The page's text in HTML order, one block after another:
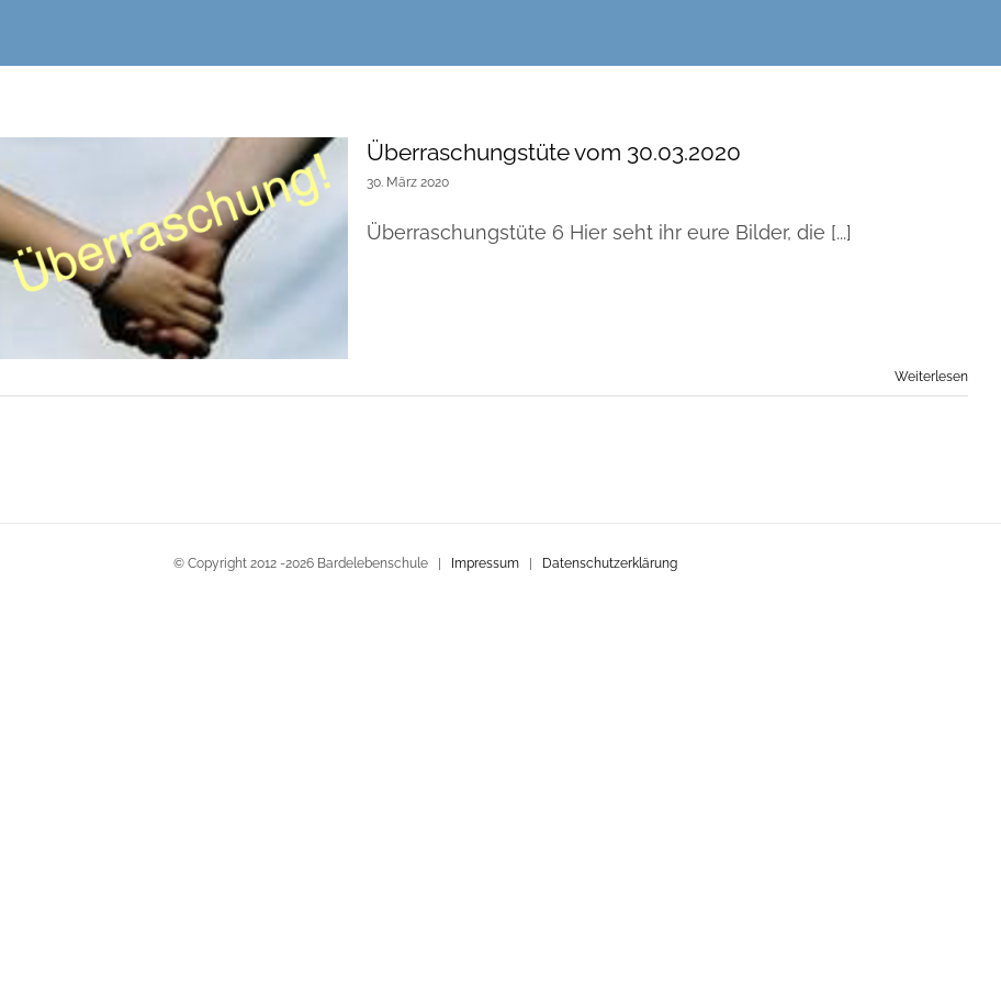
Überraschungstüte vom 30.03.2020
30. März 2020
Überraschungstüte 6 Hier seht ihr eure Bilder, die [...]
Weiterlesen
© Copyright 2012 -2026 Bardelebenschule | Impressum| Datenschutzerklärung